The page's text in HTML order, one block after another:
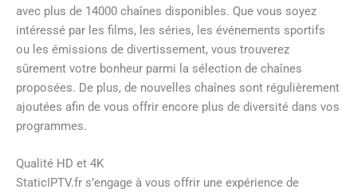
avec plus de 14000 chaînes disponibles. Que vous soyez
intéressé par les films, les séries, les événements sportifs
ou les émissions de divertissement, vous trouverez
sûrement votre bonheur parmi la sélection de chaînes
proposées. De plus, de nouvelles chaînes sont régulièrement
ajoutées afin de vous offrir encore plus de diversité dans vos
programmes.
Qualité HD et 4K
StaticIPTV.fr s’engage à vous offrir une expérience de